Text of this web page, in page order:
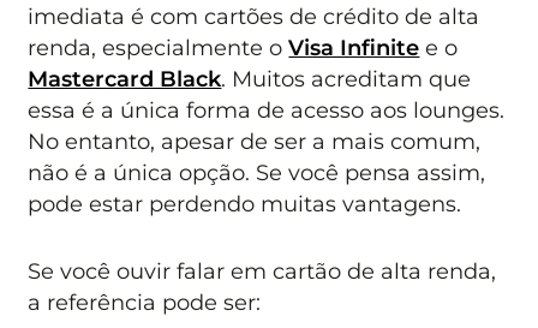
imediata é com cartões de crédito de alta
renda, especialmente oVisa Infinite e o
Mastercard Black. Muitos acreditam que
essa é a única forma de acesso aos lounges.
No entanto, apesar de ser a mais comum,
não é a única opção. Se você pensa assim,
pode estar perdendo muitas vantagens.
Se você ouvir falar em cartão de alta renda,
a referência pode ser: